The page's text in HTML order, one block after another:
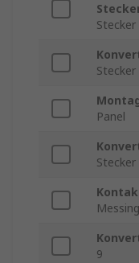
Stecker
Stecker
Panel
Stecker
Messing
9